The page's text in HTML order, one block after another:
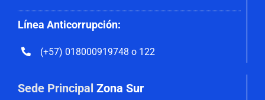
Línea Anticorrupción:
(+57) 018000919748 o 122
Sede Principal Zona Sur